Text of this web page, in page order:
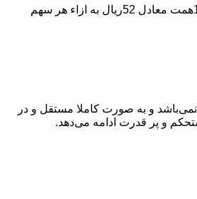
مجمع‌عمومی عادی سالیانه شرکت فولاد مبارکه اصفهان برای سال مالی ۱۴۰۴ صبح امروز با حضور ۶۶.۹۹درصد سهامداران برگزار شد و در پایان این مجمع تقسیم 10همت معادل 52ریال به ازاء هر سهم
و به صورت کاملا مستقل و در
و پر قدرت ادامه می‌دهد.